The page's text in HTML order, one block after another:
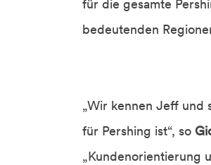
für die gesamte
bedeutenden
„Wir kennen Jeff und
für Pershing ist“, so
„Kundenorientierung